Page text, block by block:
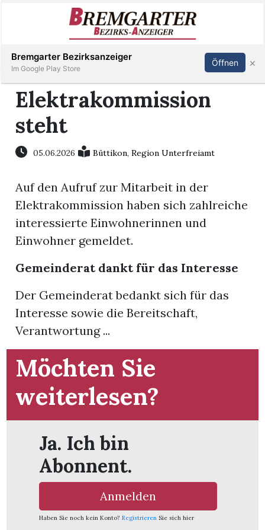
Immobilien
Veranstaltungen
Stellen
E-
Newsletter
App
Bremgarten
Inserieren Abonnieren Anmelden
Elektrakommission
steht
05.06.2026 Büttikon,Region Unterfreiamt
Auf den Aufruf zur Mitarbeit in der
Elektrakommission haben sich zahlreiche
interessierte Einwohnerinnen und
Einwohner gemeldet.
Gemeinderat dankt für das Interesse
Der Gemeinderat bedankt sich für das
Interesse sowie die Bereitschaft,
Verantwortung ...
Möchten Sie
weiterlesen?
Ja. Ich bin
Abonnent.
Anmelden
Haben Sie noch kein Konto? Registrieren Sie sich hier
Bremgarter Bezirksanzeiger
Im Google Play Store
Öffnen ×